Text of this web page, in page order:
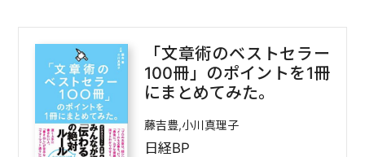
「文章術のベストセラー
100冊」のポイントを1冊
にまとめてみた。
藤吉豊,小川真理子
日経BP